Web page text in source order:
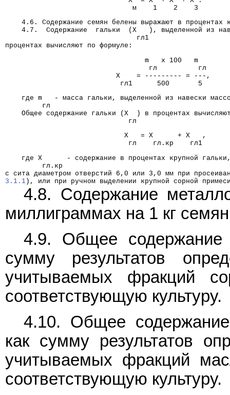
                               м    1    2    3
4.6. Содержание семян белены выражают в процентах
4.7.  Содержание  гальки  (X   ), выделенной из
                                гл1
процентах вычисляют по формуле:
                                  m   x 100   m
                                   гл          гл
                           X    = --------- = ---,
                            гл1      500       5
где m   - масса гальки, выделенной из навески
         гл
Общее содержание гальки (X  ) в процентах
                              гл
                             X   = X      + X   ,
                              гл    гл.кр    гл1
где X      - содержание в процентах крупной
         гл.кр
с сита диаметром отверстий 6,0 или 3,0 мм при
3.1.1), или при ручном выделении крупной сорной
4.8. Содержание
миллиграммах на 1 кг
4.9. Общее содержание
сумму результатов
учитываемых фракций
соответствующую культуру.
4.10. Общее
как сумму результатов
учитываемых фракций
соответствующую культуру.